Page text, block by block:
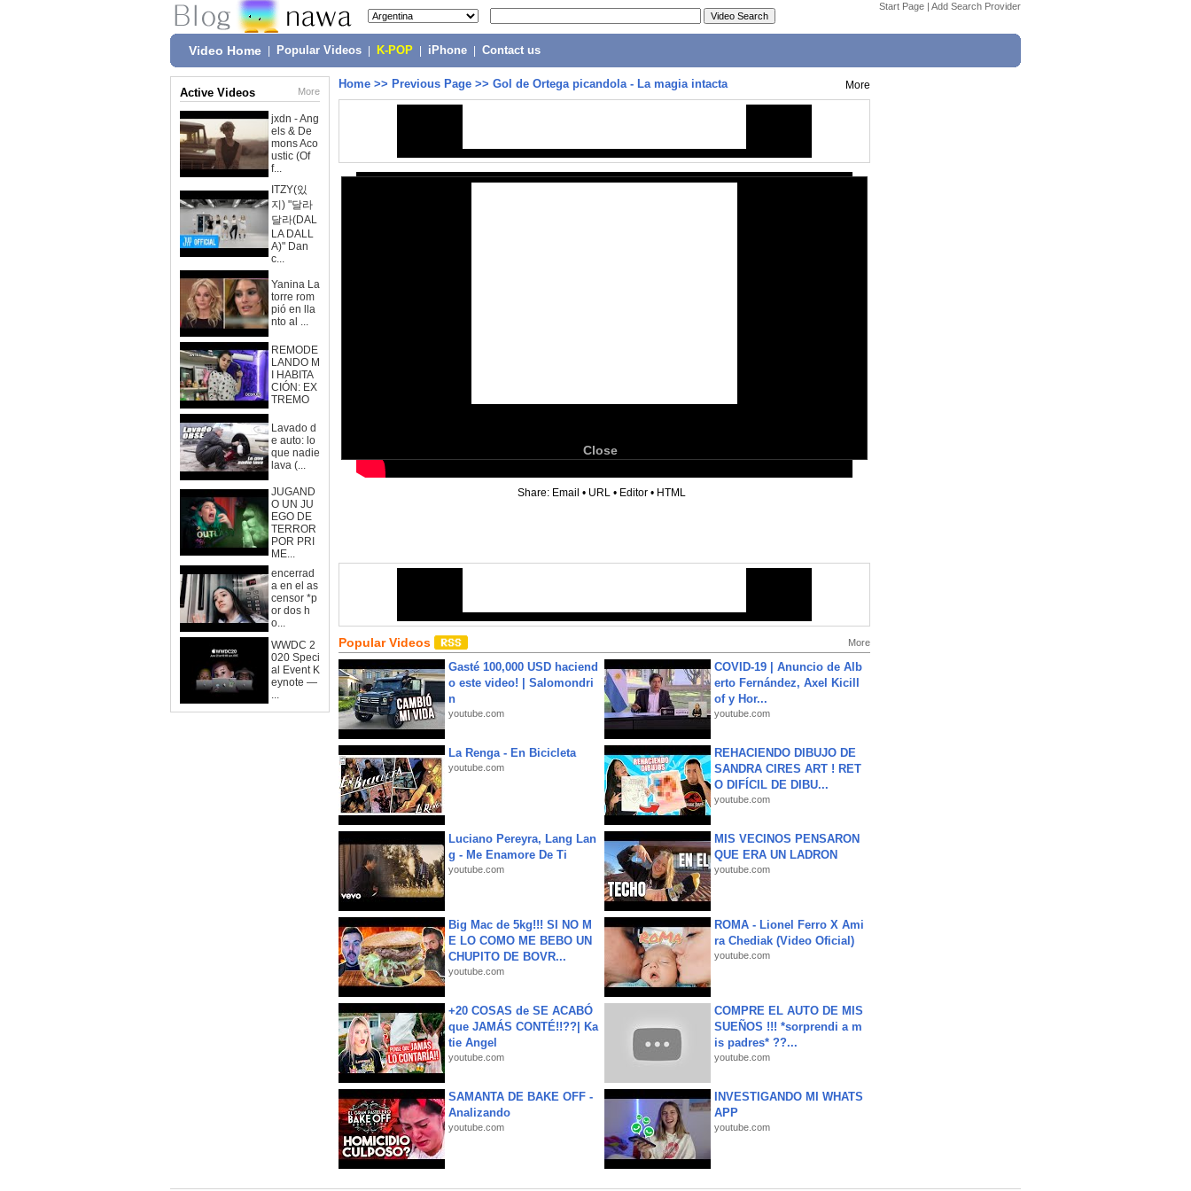
Start Page | Add Search Provider
Video Home Popular Videos K-POP iPhone Contact us
Active Videos More
jxdn - Ang
els & De
mons Aco
ustic (Of
f...
ITZY(있
지) "달라
달라(DAL
LA DALL
A)" Dan
c...
Yanina La
torre rom
pió en lla
nto al ...
REMODE
LANDO M
I HABITA
CIÓN: EX
TREMO
Lavado d
e auto: lo
que nadie
lava (...
JUGAND
O UN JU
EGO DE
TERROR
POR PRI
ME...
encerrad
a en el as
censor *p
or dos h
o...
WWDC 2
020 Speci
al Event K
eynote —
...
Home >> Previous Page >> Gol de Ortega picandola - La magia intacta More
Close
Share: Email • URL • Editor • HTML
Popular Videos More
Gasté 100,000 USD haciend
o este video! | Salomondri
n
youtube.com
COVID-19 | Anuncio de Alb
erto Fernández, Axel Kicill
of y Hor...
youtube.com
La Renga - En Bicicleta
youtube.com
REHACIENDO DIBUJO DE
SANDRA CIRES ART ! RET
O DIFÍCIL DE DIBU...
youtube.com
Luciano Pereyra, Lang Lan
g - Me Enamore De Ti
youtube.com
MIS VECINOS PENSARON
QUE ERA UN LADRON
youtube.com
Big Mac de 5kg!!! SI NO M
E LO COMO ME BEBO UN
CHUPITO DE BOVR...
youtube.com
ROMA - Lionel Ferro X Ami
ra Chediak (Video Oficial)
youtube.com
+20 COSAS de SE ACABÓ
que JAMÁS CONTÉ!!??| Ka
tie Angel
youtube.com
COMPRE EL AUTO DE MIS
SUEÑOS !!! *sorprendi a m
is padres* ??...
youtube.com
SAMANTA DE BAKE OFF -
Analizando
youtube.com
INVESTIGANDO MI WHATS
APP
youtube.com